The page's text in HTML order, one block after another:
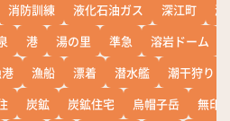
消防訓練 液化石油ガス 深江町
淵
港 湯の里 準急 溶岩ドーム
漁船 漂着 潜水艦
潮干狩り
炭鉱 炭鉱住宅 烏帽子岳
無印